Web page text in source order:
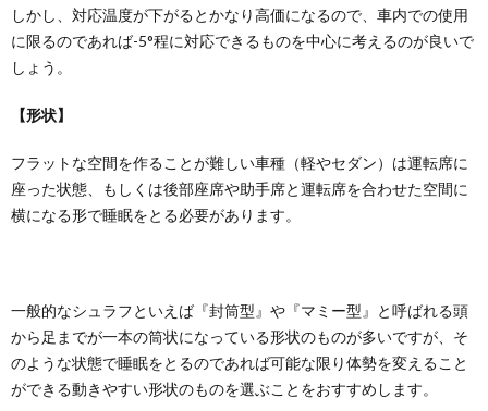
しかし、対応温度が下がるとかなり高価になるので、車内での使用
に限るのであれば-5°程に対応できるものを中心に考えるのが良いで
しょう。
【形状】
フラットな空間を作ることが難しい車種（軽やセダン）は運転席に
座った状態、もしくは後部座席や助手席と運転席を合わせた空間に
横になる形で睡眠をとる必要があります。
一般的なシュラフといえば『封筒型』や『マミー型』と呼ばれる頭
から足までが一本の筒状になっている形状のものが多いですが、そ
のような状態で睡眠をとるのであれば可能な限り体勢を変えること
ができる動きやすい形状のものを選ぶことをおすすめします。